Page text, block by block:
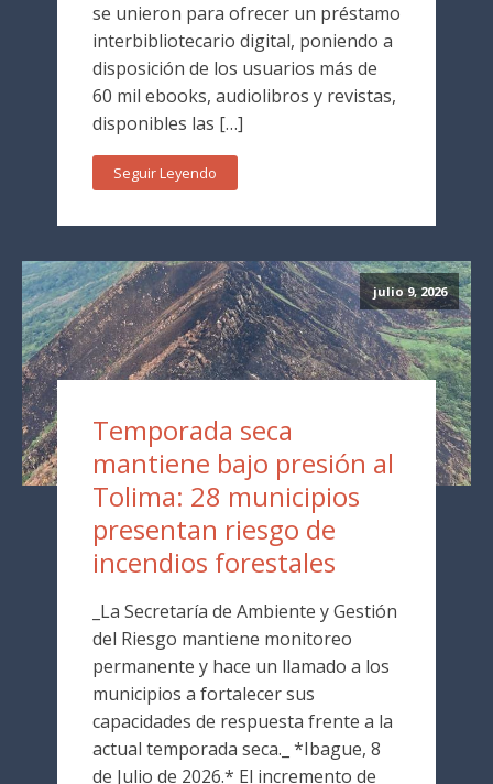
se unieron para ofrecer un préstamo
interbibliotecario digital, poniendo a
disposición de los usuarios más de
60 mil ebooks, audiolibros y revistas,
disponibles las […]
Seguir Leyendo
julio 9, 2026
Temporada seca
mantiene bajo presión al
Tolima: 28 municipios
presentan riesgo de
incendios forestales
_La Secretaría de Ambiente y Gestión
del Riesgo mantiene monitoreo
permanente y hace un llamado a los
municipios a fortalecer sus
capacidades de respuesta frente a la
actual temporada seca._ *Ibague, 8
de Julio de 2026.* El incremento de